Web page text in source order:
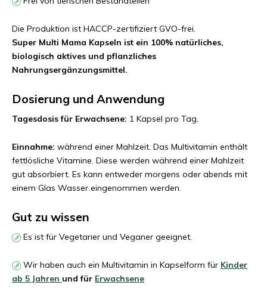
Die Produktion ist HACCP-zertifiziert GVO-frei.
Super Multi Mama Kapseln ist ein 100% natürliches,
biologisch aktives und pflanzliches
Nahrungsergänzungsmittel.
Dosierung und Anwendung
Tagesdosis für Erwachsene: 1 Kapsel pro Tag.
Einnahme: während einer Mahlzeit. Das Multivitamin enthält
fettlösliche Vitamine. Diese werden während einer Mahlzeit
gut absorbiert. Es kann entweder morgens oder abends mit
einem Glas Wasser eingenommen werden.
Gut zu wissen
Es ist für Vegetarier und Veganer geeignet.
Wir haben auch ein Multivitamin in Kapselform für Kinder
ab 5 Jahren und für Erwachsene